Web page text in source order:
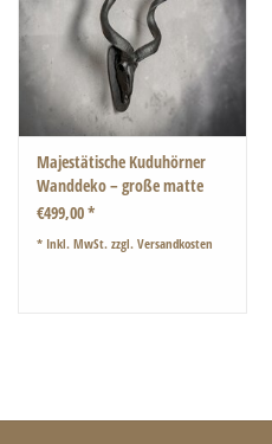
Majestätische Kuduhörner
Wanddeko – große matte
schwarze Kuduhörner 95 cm,
afrikanisches Designobjekt
€499,00 *
* Inkl. MwSt. zzgl. Versandkosten